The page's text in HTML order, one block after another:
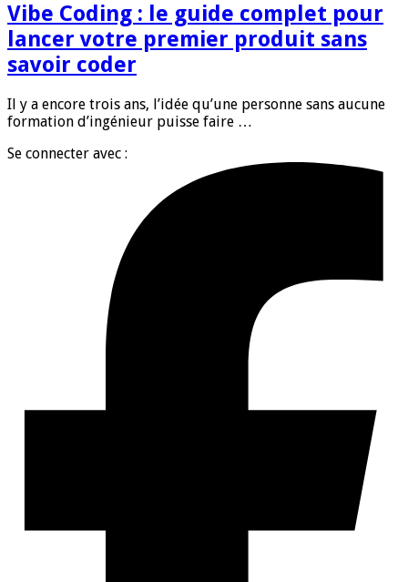
Vibe Coding : le guide complet pour
lancer votre premier produit sans
savoir coder
Il y a encore trois ans, l’idée qu’une personne sans aucune
formation d’ingénieur puisse faire …
Se connecter avec :